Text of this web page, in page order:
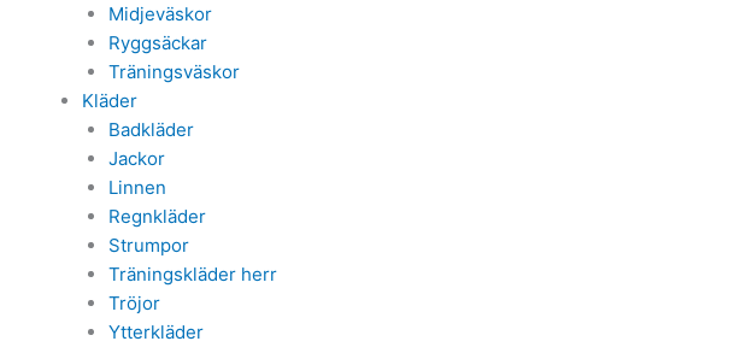
Midjeväskor
Ryggsäckar
Träningsväskor
Kläder
Badkläder
Jackor
Linnen
Regnkläder
Strumpor
Träningskläder herr
Tröjor
Ytterkläder